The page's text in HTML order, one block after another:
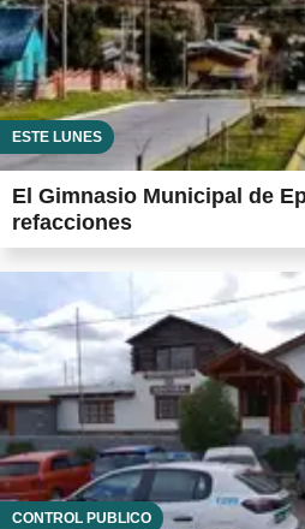
ESTE LUNES
El Gimnasio Municipal de
refacciones
CONTROL PÚBLICO